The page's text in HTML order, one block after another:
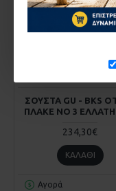
ΣΟΥΣΤΑ GU - BKS
ΠΛΑΚΕ ΝΟ 3
234,30€
ΚΑΛΆΘΙ
Αγορά